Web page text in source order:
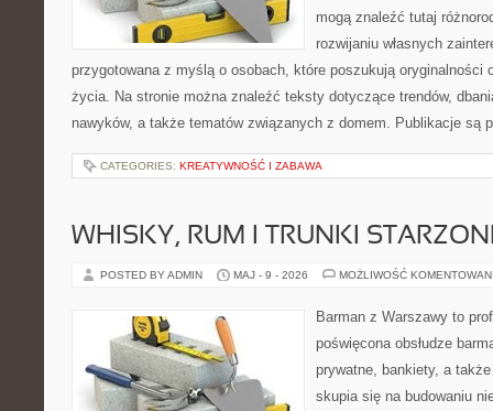
mogą znaleźć tutaj
rozwijaniu własnych
przygotowana z myślą o osobach, które poszukują oryginalności
życia. Na stronie można znaleźć teksty dotyczące trendów,
nawyków, a także tematów związanych z domem. Publikacje są
CATEGORIES: KREATYWNOŚĆ I ZABAWA
WHISKY, RUM I TRUNKI
POSTED BY ADMIN MAJ - 9 - 2026 MOŻLIWOŚĆ
Barman z Warszawy to
poświęcona obsłudze
prywatne, bankiety, a
skupia się na budowaniu